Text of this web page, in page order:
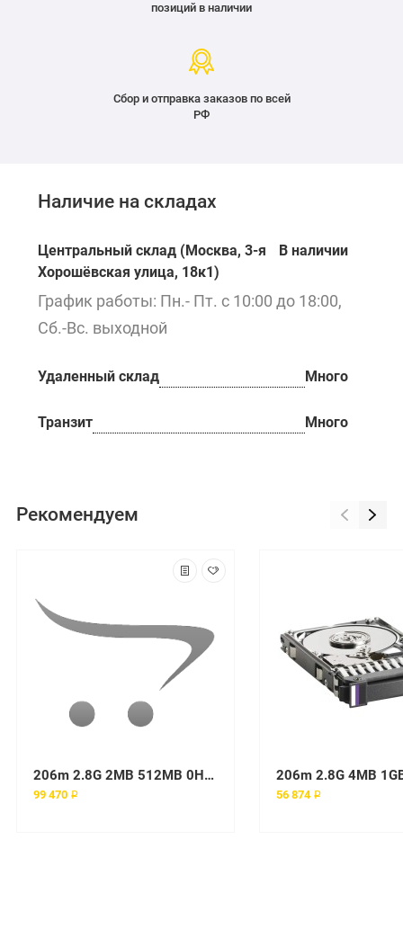
позиций в наличии
Сбор и отправка заказов по всей
РФ
Наличие на складах
Центральный склад (Москва, 3-я
Хорошёвская улица, 18к1)
В наличии
График работы: Пн.- Пт. с 10:00 до 18:00,
Сб.-Вс. выходной
Удаленный склад Много
Транзит Много
Рекомендуем
206m 2.8G 2MB 512MB 0HDD (1 x Pentium D 820 2.80, 512MB, Int. Serial ATA, Tower) MTM 8485-7AY
99 470 ₽ 56 874 ₽